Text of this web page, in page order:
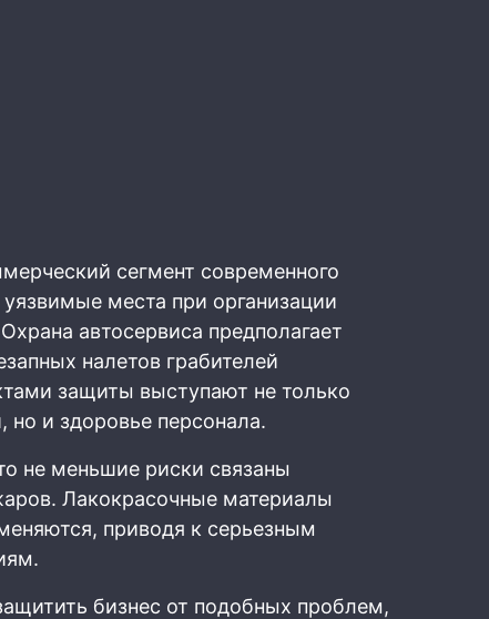
сегмент современного
места при организации
автосервиса предполагает
налетов грабителей
защиты выступают не только
но и здоровье персонала.
не меньшие риски связаны
Лакокрасочные материалы
приводя к серьезным
бизнес от подобных проблем,